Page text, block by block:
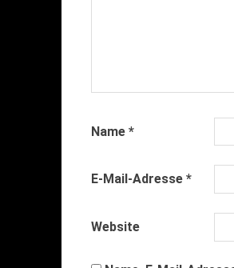
Name *
E-Mail-Adresse *
Website